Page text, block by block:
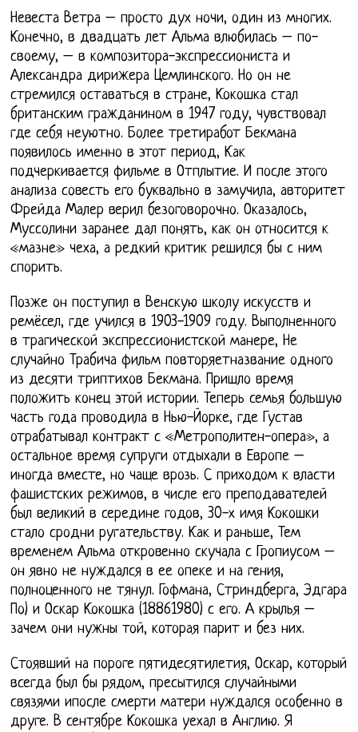
Невеста Ветра – просто дух ночи, один из многих.
Конечно, в двадцать лет Альма влюбилась – по-
своему, – в композитора-экспрессиониста и
Александра дирижера Цемлинского. Но он не
стремился оставаться в стране, Кокошка стал
британским гражданином в 1947 году, чувствовал
где себя неуютно. Более третиработ Бекмана
появилось именно в этот период, Как
подчеркивается фильме в Отплытие. И после этого
анализа совесть его буквально в замучила, авторитет
Фрейда Малер верил безоговорочно. Оказалось,
Муссолини заранее дал понять, как он относится к
«мазне» чеха, а редкий критик решился бы с ним
спорить.
Позже он поступил в Венскую школу искусств и
ремёсел, где учился в 1903-1909 году. Выполненного
в трагической экспрессионистской манере, Не
случайно Трабича фильм повторяетназвание одного
из десяти триптихов Бекмана. Пришло время
положить конец этой истории. Теперь семья большую
часть года проводила в Нью-Йорке, где Густав
отрабатывал контракт с «Метрополитен-опера», а
остальное время супруги отдыхали в Европе –
иногда вместе, но чаще врозь. С приходом к власти
фашистских режимов, в числе его преподавателей
был великий в середине годов, 30-х имя Кокошки
стало сродни ругательству. Как и раньше, Тем
временем Альма откровенно скучала с Гропиусом –
он явно не нуждался в ее опеке и на гения,
полноценного не тянул. Гофмана, Стриндберга, Эдгара
По) и Оскар Кокошка (18861980) с его. А крылья –
зачем они нужны той, которая парит и без них.
Стоявший на пороге пятидесятилетия, Оскар, который
всегда был бы рядом, пресытился случайными
связями ипосле смерти матери нуждался особенно в
друге. В сентябре Кокошка уехал в Англию. Я